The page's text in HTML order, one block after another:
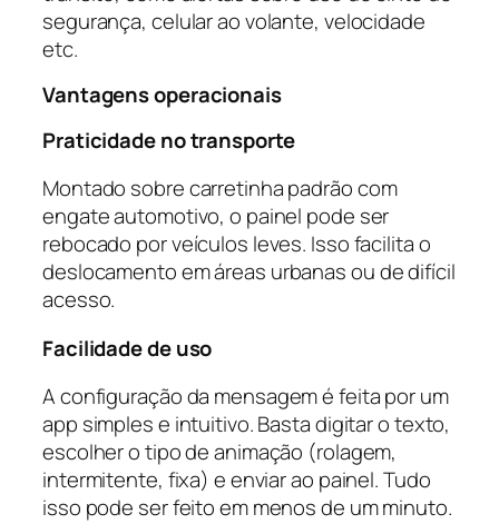
segurança, celular ao volante, velocidade
etc.
Vantagens operacionais
Praticidade no transporte
Montado sobre carretinha padrão com
engate automotivo, o painel pode ser
rebocado por veículos leves. Isso facilita o
deslocamento em áreas urbanas ou de difícil
acesso.
Facilidade de uso
A configuração da mensagem é feita por um
app simples e intuitivo. Basta digitar o texto,
escolher o tipo de animação (rolagem,
intermitente, fixa) e enviar ao painel. Tudo
isso pode ser feito em menos de um minuto.